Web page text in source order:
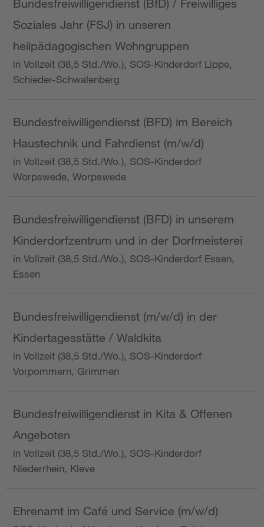
Bundesfreiwilligendienst (BfD) / Freiwilliges
Soziales Jahr (FSJ) in unseren
heilpädagogischen Wohngruppen
in Vollzeit (38,5 Std./Wo.), SOS-Kinderdorf Lippe,
Schieder-Schwalenberg
Bundesfreiwilligendienst (BFD) im Bereich
Haustechnik und Fahrdienst (m/w/d)
in Vollzeit (38,5 Std./Wo.), SOS-Kinderdorf
Worpswede, Worpswede
Bundesfreiwilligendienst (BFD) in unserem
Kinderdorfzentrum und in der Dorfmeisterei
in Vollzeit (38,5 Std./Wo.), SOS-Kinderdorf Essen,
Essen
Bundesfreiwilligendienst (m/w/d) in der
Kindertagesstätte / Waldkita
in Vollzeit (38,5 Std./Wo.), SOS-Kinderdorf
Vorpommern, Grimmen
Bundesfreiwilligendienst in Kita & Offenen
Angeboten
in Vollzeit (38,5 Std./Wo.), SOS-Kinderdorf
Niederrhein, Kleve
Ehrenamt im Café und Service (m/w/d)